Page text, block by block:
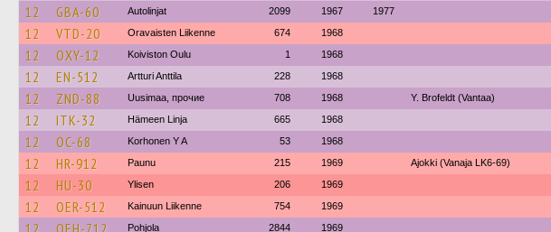
12 GBA-60 Autolinjat 2099 1967 1977
12 VTD-20 Oravaisten Liikenne 674 1968
12 OXY-12 Koiviston Oulu 1 1968
12 EN-512 Artturi Anttila 228 1968
12 ZND-88 Uusimaa, прочие 708 1968 Y. Brofeldt (Vantaa)
12 ITK-32 Hämeen Linja 665 1968
12 OC-68 Korhonen Y A 53 1968
12 HR-912 Paunu 215 1969 Ajokki (Vanaja LK6-69)
12 HU-30 Ylisen 206 1969
12 OER-512 Kainuun Liikenne 754 1969
12 OEH-712 Pohjola 2844 1969